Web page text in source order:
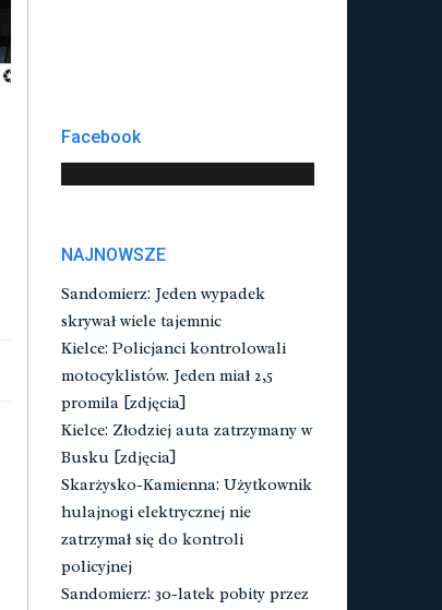
Facebook
NAJNOWSZE
Sandomierz: Jeden wypadek
skrywał wiele tajemnic
Kielce: Policjanci kontrolowali
motocyklistów. Jeden miał 2,5
promila [zdjęcia]
Kielce: Złodziej auta zatrzymany w
Busku [zdjęcia]
Skarżysko-Kamienna: Użytkownik
hulajnogi elektrycznej nie
zatrzymał się do kontroli
policyjnej
Sandomierz: 30-latek pobity przez